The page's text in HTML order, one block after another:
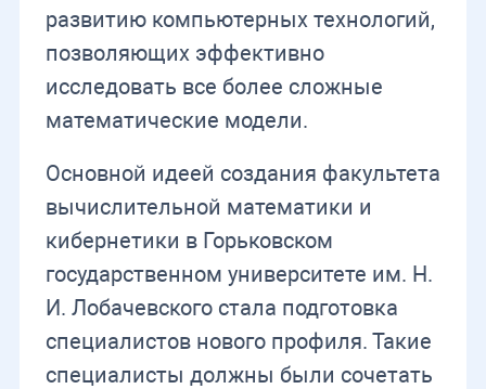
развитию компьютерных технологий,
позволяющих эффективно
исследовать все более сложные
математические модели.
Основной идеей создания факультета
вычислительной математики и
кибернетики в Горьковском
государственном университете им. Н.
И. Лобачевского стала подготовка
специалистов нового профиля. Такие
специалисты должны были сочетать